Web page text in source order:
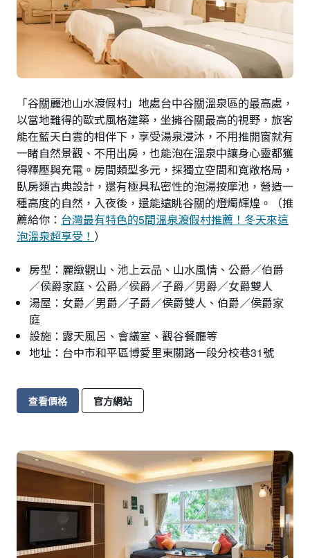
「谷關麗池山水渡假村」地處台中谷關溫泉區的最高處，
以當地難得的歐式風格建築，坐擁谷關最高的視野，旅客
能在藍天白雲的相伴下，享受湯泉浸沐，不用推開窗就有
一睹自然景觀、不用出房，也能泡在溫泉中讓身心靈都獲
得釋壓與充電。房間類型多元，採獨立空間和寬敞格局，
臥房類古典設計，還有極具私密性的泡湯按摩池，營造一
種高度的自然，入夜後，還能遠眺谷關的燈燭輝煌。（推
薦給你： 台灣最有特色的5間溫泉渡假村推薦！冬天來這
泡溫泉超享受！ ）
房型：麗緻觀山、池上云品、山水風情、公爵／伯爵
／侯爵家庭、公爵／侯爵／子爵／男爵／女爵雙人
湯屋：女爵／男爵／子爵／侯爵雙人、伯爵／侯爵家
庭
設施：露天風呂、會議室、觀谷餐廳等
地址：台中市和平區博愛里東關路一段分校巷31號
查看價格 官方網站